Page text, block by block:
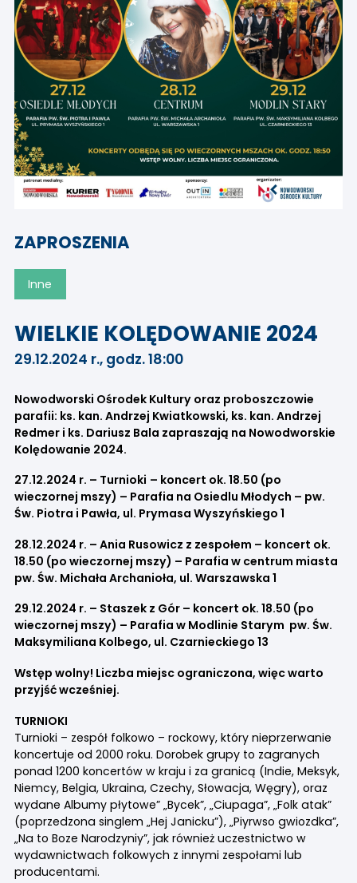
ZAPROSZENIA
Inne
WIELKIE KOLĘDOWANIE 2024
29.12.2024 r., godz. 18:00
Nowodworski Ośrodek Kultury oraz proboszczowie
parafii: ks. kan. Andrzej Kwiatkowski, ks. kan. Andrzej
Redmer i ks. Dariusz Bala zapraszają na Nowodworskie
Kolędowanie 2024.
27.12.2024 r. – Turnioki – koncert ok. 18.50 (po
wieczornej mszy) – Parafia na Osiedlu Młodych – pw.
Św. Piotra i Pawła, ul. Prymasa Wyszyńskiego 1
28.12.2024 r. – Ania Rusowicz z zespołem – koncert ok.
18.50 (po wieczornej mszy) – Parafia w centrum miasta
pw. Św. Michała Archanioła, ul. Warszawska 1
29.12.2024 r. – Staszek z Gór – koncert ok. 18.50 (po
wieczornej mszy) – Parafia w Modlinie Starym pw. Św.
Maksymiliana Kolbego, ul. Czarnieckiego 13
Wstęp wolny! Liczba miejsc ograniczona, więc warto
przyjść wcześniej.
TURNIOKI
Turnioki – zespół folkowo – rockowy, który nieprzerwanie
koncertuje od 2000 roku. Dorobek grupy to zagranych
ponad 1200 koncertów w kraju i za granicą (Indie, Meksyk,
Niemcy, Belgia, Ukraina, Czechy, Słowacja, Węgry), oraz
wydane Albumy płytowe” „Bycek”, „Ciupaga”, „Folk atak”
(poprzedzona singlem „Hej Janicku”), „Piyrwso gwiozdka”,
„Na to Boze Narodzyniy”, jak również uczestnictwo w
wydawnictwach folkowych z innymi zespołami lub
producentami.